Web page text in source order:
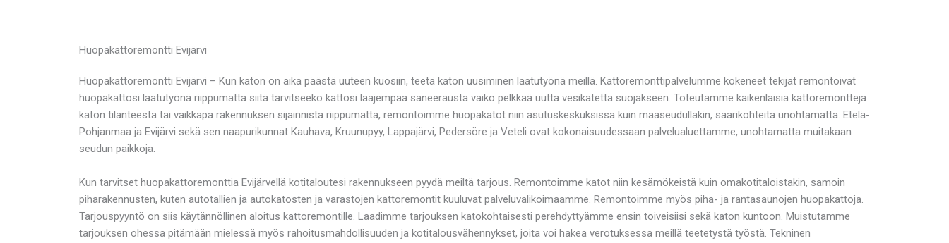
Huopakattoremontti Evijärvi
Huopakattoremontti Evijärvi – Kun katon on aika päästä uuteen kuosiin, teetä katon uusiminen laatutyönä meillä. Kattoremonttipalvelumme kokeneet tekijät remontoivat
huopakattosi laatutyönä riippumatta siitä tarvitseeko kattosi laajempaa saneerausta vaiko pelkkää uutta vesikatetta suojakseen. Toteutamme kaikenlaisia kattoremontteja
katon tilanteesta tai vaikkapa rakennuksen sijainnista riippumatta, remontoimme huopakatot niin asutuskeskuksissa kuin maaseudullakin, saarikohteita unohtamatta. Etelä-
Pohjanmaa ja Evijärvi sekä sen naapurikunnat Kauhava, Kruunupyy, Lappajärvi, Pedersöre ja Veteli ovat kokonaisuudessaan palvelualuettamme, unohtamatta muitakaan
seudun paikkoja.
Kun tarvitset huopakattoremonttia Evijärvellä kotitaloutesi rakennukseen pyydä meiltä tarjous. Remontoimme katot niin kesämökeistä kuin omakotitaloistakin, samoin
piharakennusten, kuten autotallien ja autokatosten ja varastojen kattoremontit kuuluvat palveluvalikoimaamme. Remontoimme myös piha- ja rantasaunojen huopakattoja.
Tarjouspyyntö on siis käytännöllinen aloitus kattoremontille. Laadimme tarjouksen katokohtaisesti perehdyttyämme ensin toiveisiisi sekä katon kuntoon. Muistutamme
tarjouksen ohessa pitämään mielessä myös rahoitusmahdollisuuden ja kotitalousvähennykset, joita voi hakea verotuksessa meillä teetetystä työstä. Tekninen